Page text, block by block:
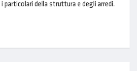
particolari della struttura e degli arredi.